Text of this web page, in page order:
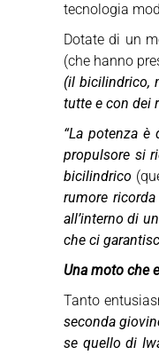
tecnologia
Dotate di un
(che hanno
(il bicilindrico,
tutte e con dei
“La potenza
propulsore si
bicilindrico
rumore
all’interno di
che ci
Una moto che
Tanto
seconda
se quello di